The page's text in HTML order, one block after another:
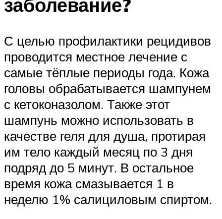
С целью профилактики рецидивов
проводится местное лечение с
самые тёплые периоды года. Кожа
головы обрабатывается шампунем
с кетоконазолом. Также этот
шампунь можно использовать в
качестве геля для душа, протирая
им тело каждый месяц по 3 дня
подряд до 5 минут. В остальное
время кожа смазывается 1 в
неделю 1% салициловым спиртом.